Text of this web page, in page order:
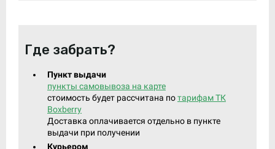
Где забрать?
Пункт выдачи
пункты самовывоза на карте
стоимость будет рассчитана потарифам ТК
Boxberry
Доставка оплачивается отдельно в пункте
выдачи при получении
Курьером